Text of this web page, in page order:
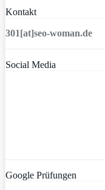
Kontakt
301[at]seo-woman.de
Social Media
Google Prüfungen